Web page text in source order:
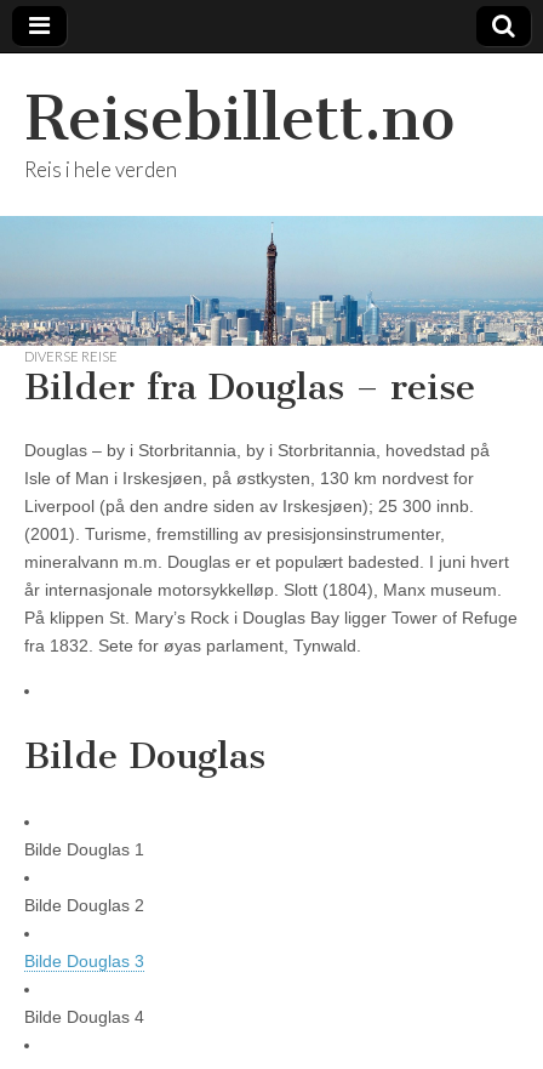
Reisebillett.no
Reis i hele verden
DIVERSE REISE
Bilder fra Douglas – reise
Douglas – by i Storbritannia, by i Storbritannia, hovedstad på
Isle of Man i Irskesjøen, på østkysten, 130 km nordvest for
Liverpool (på den andre siden av Irskesjøen); 25 300 innb.
(2001). Turisme, fremstilling av presisjonsinstrumenter,
mineralvann m.m. Douglas er et populært badested. I juni hvert
år internasjonale motorsykkelløp. Slott (1804), Manx museum.
På klippen St. Mary’s Rock i Douglas Bay ligger Tower of Refuge
fra 1832. Sete for øyas parlament, Tynwald.
Bilde Douglas
Bilde Douglas 1
Bilde Douglas 2
Bilde Douglas 3
Bilde Douglas 4